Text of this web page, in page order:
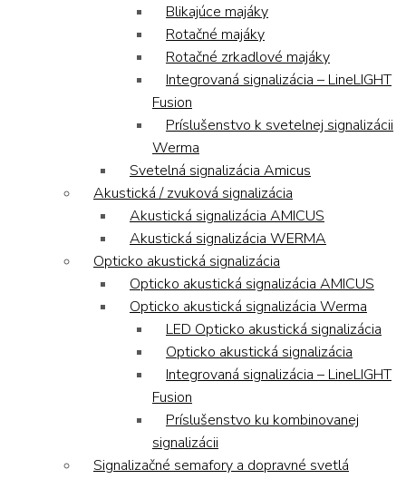
Blikajúce majáky
Rotačné majáky
Rotačné zrkadlové majáky
Integrovaná signalizácia – LineLIGHT
Fusion
Príslušenstvo k svetelnej signalizácii
Werma
Svetelná signalizácia Amicus
Akustická / zvuková signalizácia
Akustická signalizácia AMICUS
Akustická signalizácia WERMA
Opticko akustická signalizácia
Opticko akustická signalizácia AMICUS
Opticko akustická signalizácia Werma
LED Opticko akustická signalizácia
Opticko akustická signalizácia
Integrovaná signalizácia – LineLIGHT
Fusion
Príslušenstvo ku kombinovanej
signalizácii
Signalizačné semafory a dopravné svetlá